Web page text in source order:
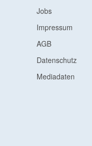
Jobs
Impressum
AGB
Datenschutz
Mediadaten